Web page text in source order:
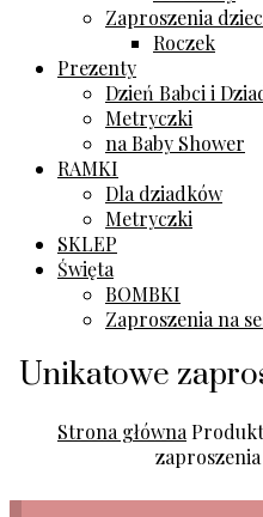
Zaproszenia
Roczek
Prezenty
Dzień Babci i
Metryczki
na Baby Shower
RAMKI
Dla dziadków
Metryczki
SKLEP
Święta
BOMBKI
Zaproszenia na
Unikatowe
Strona główna